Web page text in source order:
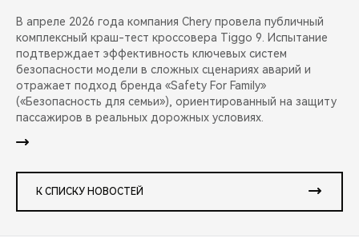
В апреле 2026 года компания Chery провела публичный
комплексный краш-тест кроссовера Tiggo 9. Испытание
подтверждает эффективность ключевых систем
безопасности модели в сложных сценариях аварий и
отражает подход бренда «Safety For Family»
(«Безопасность для семьи»), ориентированный на защиту
пассажиров в реальных дорожных условиях.
К СПИСКУ НОВОСТЕЙ